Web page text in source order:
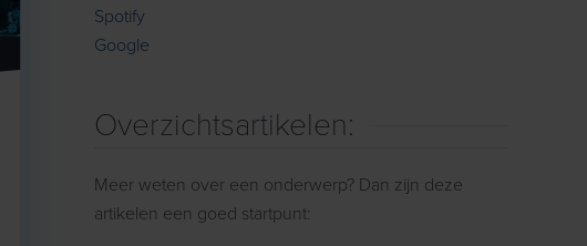
Spotify
Google
Overzichtsartikelen:
Meer weten over een onderwerp? Dan zijn deze
artikelen een goed startpunt: